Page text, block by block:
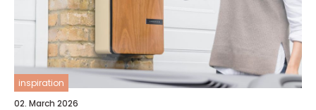
inspiration
02. March 2026